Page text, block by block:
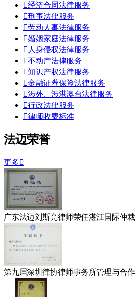
经济合同法律服务
刑事法律服务
劳动人事法律服务
婚姻家庭法律服务
 人身侵权法律服务
不动产法律服务
知识产权法律服务
金融证券保险法律服务
涉外、涉港澳台法律服务
行政法律服务
律师收费标准
法迈荣誉
更多
广东法迈刘斯亮律师荣任湛江国际仲
第九届深圳律协律师事务所管理与合